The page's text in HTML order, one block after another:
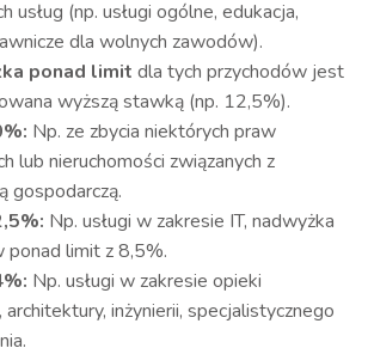
usług (np. usługi ogólne, edukacja,
dla wolnych zawodów).
ponad limit dla tych przychodów jest
wyższą stawką (np. 12,5%).
Np. ze zbycia niektórych praw
lub nieruchomości związanych z
gospodarczą.
Np. usługi w zakresie IT, nadwyżka
ponad limit z 8,5%.
Np. usługi w zakresie opieki
inżynierii, specjalistycznego